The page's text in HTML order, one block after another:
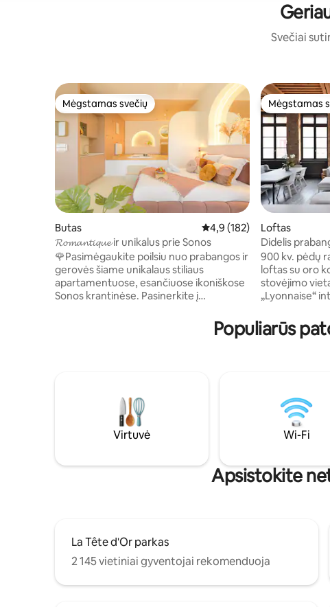
Svečiai
Mėgstamas svečių
Mėgstamas svečių
Butas Vidutinis įvertinimas: 4,9 iš
4,9 (182)
𝓡𝓸𝓶𝓪𝓷𝓽𝓲𝓺𝓾𝓮 ir unikalus prie Sonos
🌹Pasimėgaukite poilsiu nuo prabangos ir
gerovės šiame unikalaus stiliaus
apartamentuose, esančiuose ikoniškose
Sonos krantinėse. Pasinerkite į
kurioje kiekviena detalė pagerina jūsų
viešnagę. Mėgaukitės privačiu sūkurine
kelionė, nepamirštamas vakaras ar
gydymo akimirka, šis liukso numeris žada
išskirtinį potyrį 🍀
Mėgstamas
Mėgstamas
Loftas
Didelis
automobilių
kintamosios
900 kv. pėdų
loftas su oro
stovėjimo
„Lyonnaise“
idealiai tinka
5 minučių
Populiarūs
Virtuvė Wi-Fi
Apsistokite
La Tête d'Or parkas
2 145 vietiniai gyventojai rekomenduoja